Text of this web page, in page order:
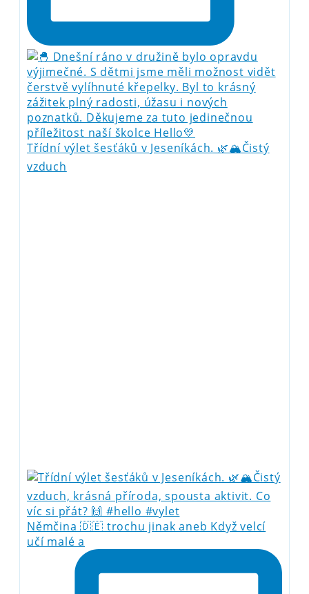
Třídní výlet šesťáků v Jeseníkách. 🌿🏔️Čistý
vzduch
Němčina 🇩🇪 trochu jinak aneb Když velcí
učí malé a